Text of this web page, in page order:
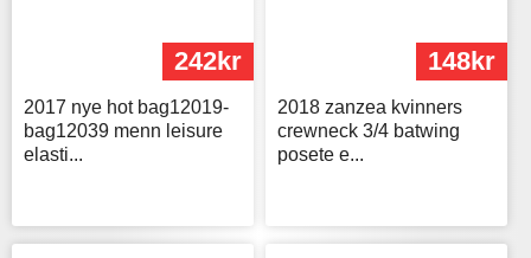
242kr
2017 nye hot bag12019-
bag12039 menn leisure
elasti...
148kr
2018 zanzea kvinners
crewneck 3/4 batwing
posete e...